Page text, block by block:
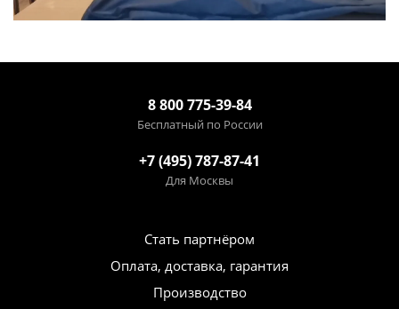
8 800 775-39-84
Бесплатный по России
+7 (495) 787-87-41
Для Москвы
Стать партнёром
Оплата, доставка, гарантия
Производство